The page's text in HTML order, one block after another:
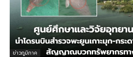
ข่าวภูมิภาค